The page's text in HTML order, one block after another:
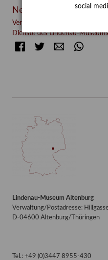
Neueste Beiträge
Verschenkt, verkauft,
Dienste des Lindenau-Museums
FacebookTwitter E-mail
Lindenau-Museum Altenburg
Verwaltung/Postadresse:
D-04600 Altenburg/Thüringen
Tel.: +49 (0)3447 8955-430
social